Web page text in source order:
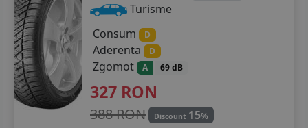
Turisme
Consum
D
Aderenta D
Zgomot A 69 dB
327 RON
388 RON Discount 15%